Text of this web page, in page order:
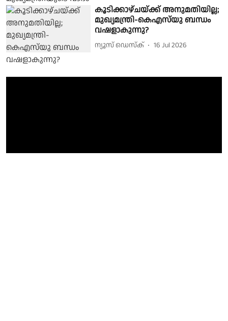
കൂടിക്കാഴ്ചയ്ക്ക് അനുമതിയില്ല;
മുഖ്യമന്ത്രി-കെഎസ്‌യു ബന്ധം
വഷളാകുന്നു?
ന്യൂസ് ഡെസ്ക് 16 Jul 2026